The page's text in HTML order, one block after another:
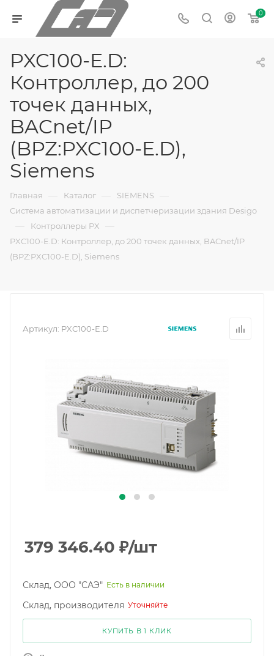
0
PXC100-E.D:
Контроллер, до 200
точек данных,
BACnet/IP
(BPZ:PXC100-E.D),
Siemens
Главная — Каталог — SIEMENS —
Система автоматизации и диспетчеризации здания Desigo
— Контроллеры PX —
PXC100-E.D: Контроллер, до 200 точек данных, BACnet/IP
(BPZ:PXC100-E.D), Siemens
Артикул: PXC100-E.D
379 346.40 ₽/шт
Склад, ООО "САЭ" Есть в наличии
Склад, производителя Уточняйте
КУПИТЬ В 1 КЛИК